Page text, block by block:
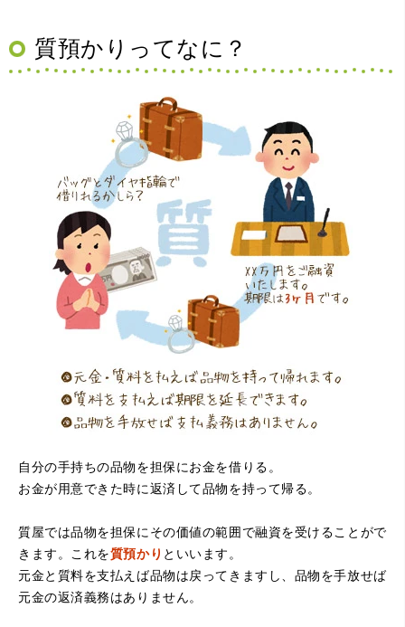
（大阪府豊中市）買取査定の流れがとても丁寧でお話がし
やすくとても良い時間になりました!!満足出来る買取です。
（大阪府寝屋川市）質屋さんは初めてて不安でしたが、他
店買い取りより高く思っていた以上の金額で大満足です。
説明もわかりやすく、優しい話し方の対応でとても良かっ
たです。
（大阪府堺市）電話対応の時からとても感じが良くて来店
してもとても優しく、来て良かったです。これからこちら
でお世話になろうと思いました。ありがとうございまし
た。
質預かりってなに？
自分の手持ちの品物を担保にお金を借りる。
お金が用意できた時に返済して品物を持って帰る。
質屋では品物を担保にその価値の範囲で融資を受けることがで
きます。これを質預かり といいます。
元金と質料を支払えば品物は戻ってきますし、品物を手放せば
元金の返済義務はありません。